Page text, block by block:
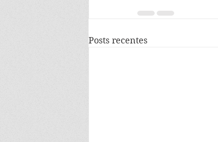
Posts recentes